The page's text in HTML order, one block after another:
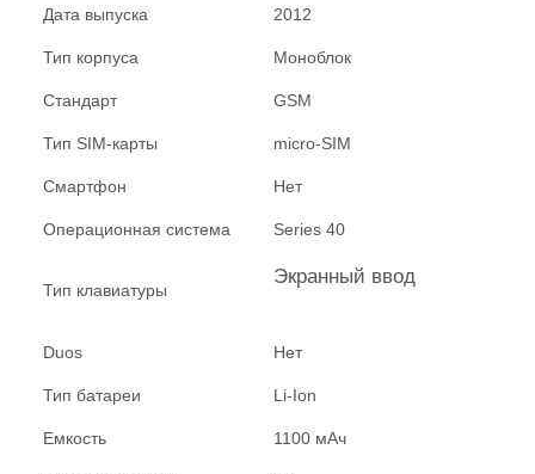
Дата выпуска 2012
Тип корпуса Моноблок
Стандарт GSM
Тип SIM-карты micro-SIM
Смартфон Нет
Операционная система Series 40
Тип клавиатуры
Экранный ввод
Duos Нет
Тип батареи Li-Ion
Емкость 1100 мАч